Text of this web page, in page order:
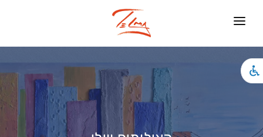
ראשי
עיצוב פנים